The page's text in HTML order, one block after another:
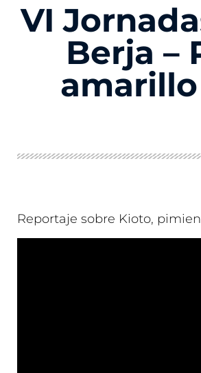
VI
Berja –
Reportaje sobre Kioto,